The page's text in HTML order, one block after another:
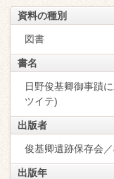
資料の種別
図書
書名
日野俊基卿御事蹟
ツイテ)
出版者
俊基卿遺跡保存会
出版年